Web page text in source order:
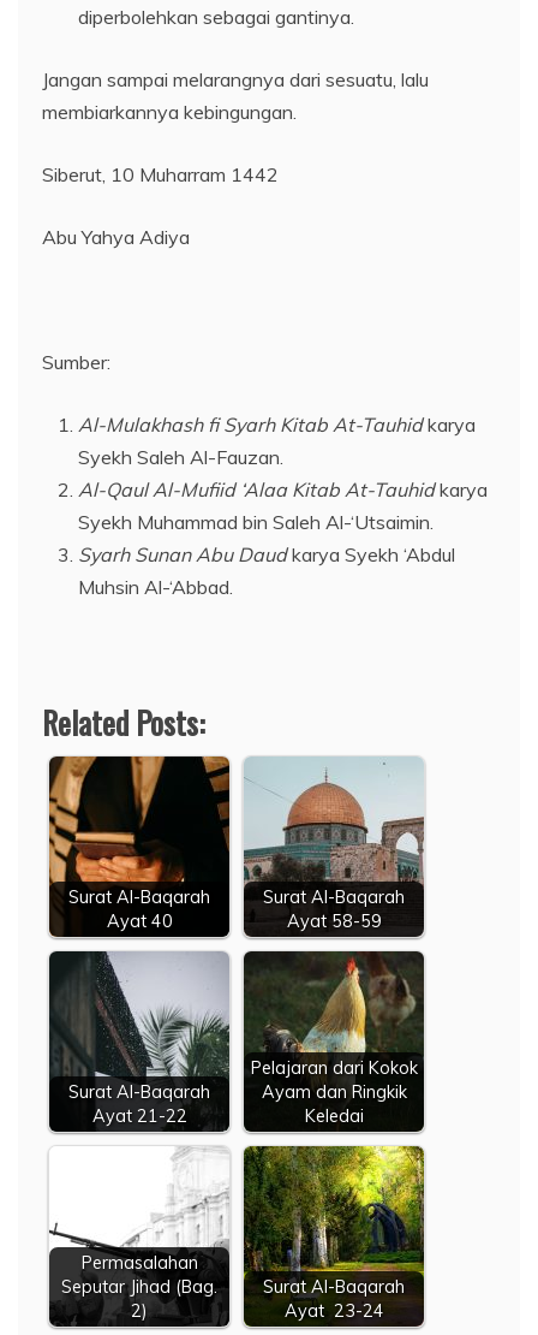
diperbolehkan sebagai gantinya.
Jangan sampai melarangnya dari sesuatu, lalu
membiarkannya kebingungan.
Siberut, 10 Muharram 1442
Abu Yahya Adiya
Sumber:
Al-Mulakhash fi Syarh Kitab At-Tauhidkarya
Syekh Saleh Al-Fauzan.
Al-Qaul Al-Mufiid ‘Alaa Kitab At-Tauhidkarya
Syekh Muhammad bin Saleh Al-‘Utsaimin.
Syarh Sunan Abu Daudkarya Syekh ‘Abdul
Muhsin Al-‘Abbad.
Related Posts:
Surat Al-Baqarah
Ayat 40
Surat Al-Baqarah
Ayat 58-59
Surat Al-Baqarah
Ayat 21-22
Pelajaran dari Kokok
Ayam dan Ringkik
Keledai
Permasalahan
Seputar Jihad (Bag.
2)
Surat Al-Baqarah
Ayat 23-24